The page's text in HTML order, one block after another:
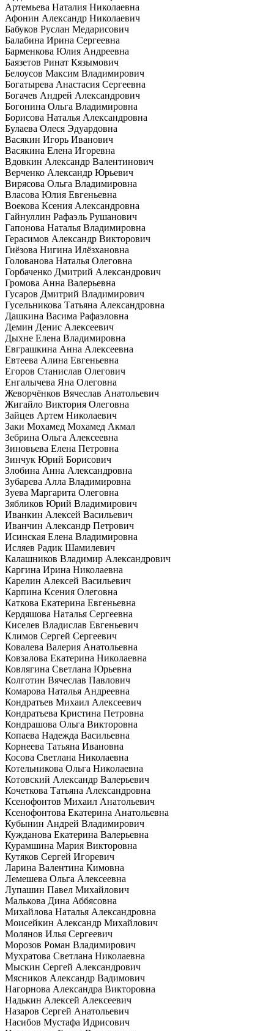
Артемьева Наталия Николаевна
Афонин Александр Николаевич
Бабуков Руслан Медарисович
Балабина Ирина Сергеевна
Барменкова Юлия Андреевна
Баязетов Ринат Кязымович
Белоусов Максим Владимирович
Богатырева Анастасия Сергеевна
Богачев Андрей Александрович
Богонина Ольга Владимировна
Борисова Наталья Александровна
Булаева Олеся Эдуардовна
Васякин Игорь Иванович
Васякина Елена Игоревна
Вдовкин Александр Валентинович
Верченко Александр Юрьевич
Вирясова Ольга Владимировна
Власова Юлия Евгеньевна
Воекова Ксения Александровна
Гайнуллин Рафаэль Рушанович
Гапонова Наталья Владимировна
Герасимов Александр Викторович
Гиёзова Нигина Илёзхановна
Голованова Наталья Олеговна
Горбаченко Дмитрий Александрович
Громова Анна Валерьевна
Гусаров Дмитрий Владимирович
Гусельникова Татьяна Александровна
Дашкина Васима Рафаэловна
Демин Денис Алексеевич
Дыхне Елена Владимировна
Евграшкина Анна Алексеевна
Евтеева Алина Евгеньевна
Егоров Станислав Олегович
Енгалычева Яна Олеговна
Жеворчёнков Вячеслав Анатольевич
Жигайло Виктория Олеговна
Зайцев Артем Николаевич
Заки Мохамед Мохамед Акмал
Зебрина Ольга Алексеевна
Зиновьева Елена Петровна
Зинчук Юрий Борисович
Злобина Анна Александровна
Зубарева Алла Владимировна
Зуева Маргарита Олеговна
Зябликов Юрий Владимирович
Иванкин Алексей Васильевич
Иванчин Александр Петрович
Исинская Елена Владимировна
Исляев Радик Шамилевич
Калашников Владимир Александрович
Каргина Ирина Николаевна
Карелин Алексей Васильевич
Карпина Ксения Олеговна
Каткова Екатерина Евгеньевна
Кердяшова Наталья Сергеевна
Киселев Владислав Евгеньевич
Климов Сергей Сергеевич
Ковалева Валерия Анатольевна
Ковзалова Екатерина Николаевна
Ковлягина Светлана Юрьевна
Колготин Вячеслав Павлович
Комарова Наталья Андреевна
Кондратьев Михаил Алексеевич
Кондратьева Кристина Петровна
Кондрашова Ольга Викторовна
Копаева Надежда Васильевна
Корнеева Татьяна Ивановна
Косова Светлана Николаевна
Котельникова Ольга Николаевна
Котовский Александр Валерьевич
Кочеткова Татьяна Александровна
Ксенофонтов Михаил Анатольевич
Ксенофонтова Екатерина Анатольевна
Кубынин Андрей Владимирович
Кужданова Екатерина Валерьевна
Курамшина Мария Викторовна
Кутяков Сергей Игоревич
Ларина Валентина Кимовна
Лемешева Ольга Алексеевна
Лупашин Павел Михайлович
Малькова Дина Аббясовна
Михайлова Наталья Александровна
Моисейкин Александр Михайлович
Молянов Илья Сергеевич
Морозов Роман Владимирович
Мухратова Светлана Николаевна
Мыскин Сергей Александрович
Мясников Александр Вадимович
Нагорнова Александра Викторовна
Надькин Алексей Алексеевич
Назаров Сергей Анатольевич
Насибов Мустафа Идрисович